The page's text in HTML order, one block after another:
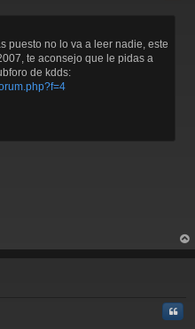
puesto no lo va a leer nadie, este
te aconsejo que le pidas a
de kdds:
rri
Citar